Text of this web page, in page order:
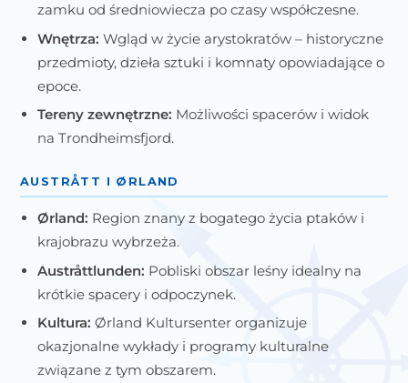
zamku od średniowiecza po czasy współczesne.
Wnętrza: Wgląd w życie arystokratów – historyczne
przedmioty, dzieła sztuki i komnaty opowiadające o
epoce.
Tereny zewnętrzne: Możliwości spacerów i widok
na Trondheimsfjord.
AUSTRÅTT I ØRLAND
Ørland: Region znany z bogatego życia ptaków i
krajobrazu wybrzeża.
Austråttlunden: Pobliski obszar leśny idealny na
krótkie spacery i odpoczynek.
Kultura: Ørland Kultursenter organizuje
okazjonalne wykłady i programy kulturalne
związane z tym obszarem.